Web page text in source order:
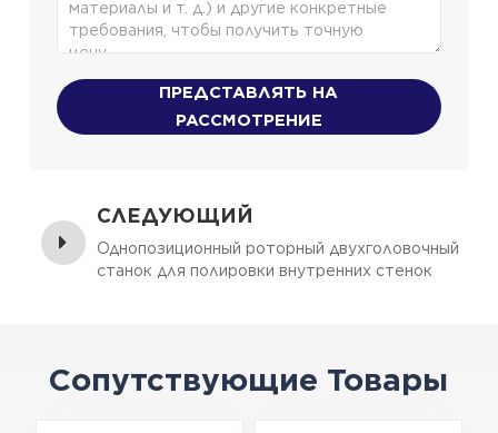
ПРЕДСТАВЛЯТЬ НА
РАССМОТРЕНИЕ
СЛЕДУЮЩИЙ
Однопозиционный роторный двухголовочный
станок для полировки внутренних стенок
Сопутствующие Товары